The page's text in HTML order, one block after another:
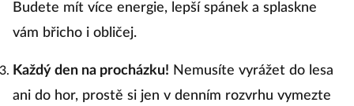
Budete mít více energie, lepší spánek a splaskne
vám břicho i obličej.
Každý den na procházku! Nemusíte vyrážet do lesa
ani do hor, prostě si jen v denním rozvrhu vymezte